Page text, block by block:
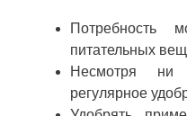
Потребность
питательных
Несмотря ни
регулярное